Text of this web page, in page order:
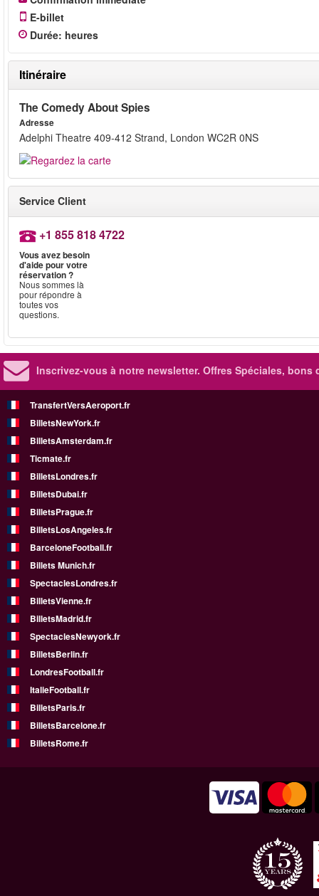
E-billet
Durée: heures
Itinéraire
The Comedy About Spies
Adresse
Adelphi Theatre 409-412 Strand, London WC2R 0NS
Service Client
+1 855 818 4722
Vous avez besoin
d'aide pour votre
réservation ?
Nous sommes là
pour répondre à
toutes vos
questions.
Inscrivez-vous à notre newsletter. Offres Spéciales, bons
TransfertVersAeroport.fr
BilletsNewYork.fr
BilletsAmsterdam.fr
Ticmate.fr
BilletsLondres.fr
BilletsDubai.fr
BilletsPrague.fr
BilletsLosAngeles.fr
BarceloneFootball.fr
Billets Munich.fr
SpectaclesLondres.fr
BilletsVienne.fr
BilletsMadrid.fr
SpectaclesNewyork.fr
BilletsBerlin.fr
LondresFootball.fr
ItalieFootball.fr
BilletsParis.fr
BilletsBarcelone.fr
BilletsRome.fr